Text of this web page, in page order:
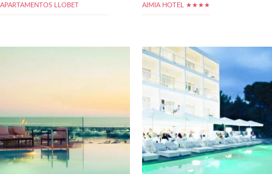
APARTAMENTOS LLOBET AIMIA HOTEL ★★★★